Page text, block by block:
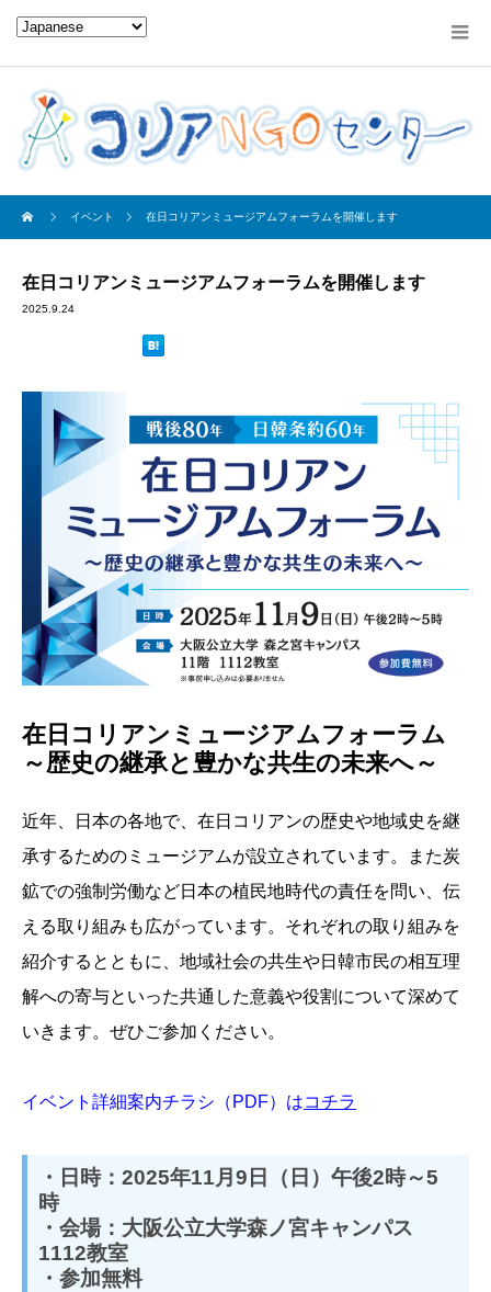
イベント 在日コリアンミュージアムフォーラムを開催します
在日コリアンミュージアムフォーラムを開催します
2025.9.24
在日コリアンミュージアムフォーラム
～歴史の継承と豊かな共生の未来へ～
近年、日本の各地で、在日コリアンの歴史や地域史を継
承するためのミュージアムが設立されています。また炭
鉱での強制労働など日本の植民地時代の責任を問い、伝
える取り組みも広がっています。それぞれの取り組みを
紹介するとともに、地域社会の共生や日韓市民の相互理
解への寄与といった共通した意義や役割について深めて
いきます。ぜひご参加ください。
イベント詳細案内チラシ（PDF）はコチラ
・日時：2025年11月9日（日）午後2時～5
時
・会場：大阪公立大学森ノ宮キャンパス
1112教室
・参加無料